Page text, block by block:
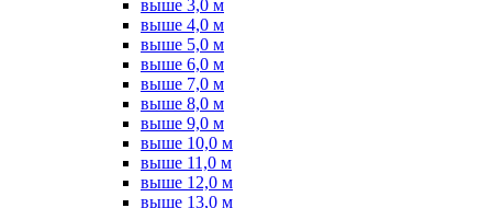
выше 3,0 м
выше 4,0 м
выше 5,0 м
выше 6,0 м
выше 7,0 м
выше 8,0 м
выше 9,0 м
выше 10,0 м
выше 11,0 м
выше 12,0 м
выше 13,0 м